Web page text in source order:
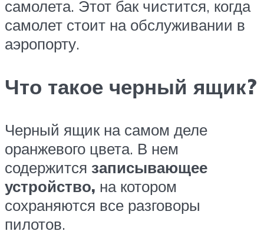
самолета. Этот бак чистится, когда
самолет стоит на обслуживании в
аэропорту.
Что такое черный ящик?
Черный ящик на самом деле
оранжевого цвета. В нем
содержится записывающее
устройство, на котором
сохраняются все разговоры
пилотов.